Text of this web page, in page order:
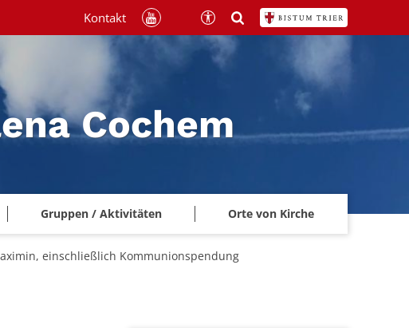
Cochem
Gruppen / Aktivitäten Orte von Kirche
Kontakt
einschließlich Kommunionspendung